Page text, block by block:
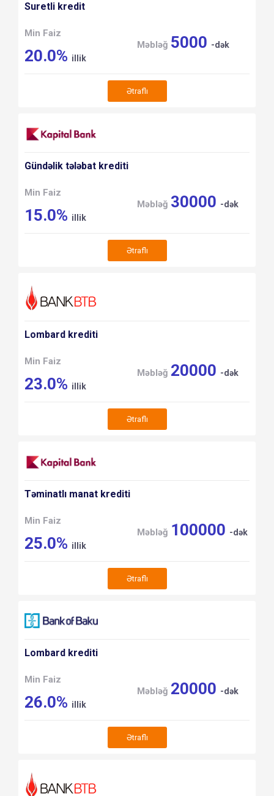
Suretli kredit
Min Faiz
20.0% illik
Məbləğ 5000 -dək
Ətraflı
Gündəlik tələbat krediti
Min Faiz
15.0% illik
Məbləğ 30000 -dək
Ətraflı
Lombard krediti
Min Faiz
23.0% illik
Məbləğ 20000 -dək
Ətraflı
Təminatlı manat krediti
Min Faiz
25.0% illik
Məbləğ 100000 -dək
Ətraflı
Lombard krediti
Min Faiz
26.0% illik
Məbləğ 20000 -dək
Ətraflı